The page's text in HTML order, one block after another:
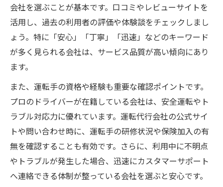
会社を選ぶことが基本です。口コミやレビューサイトを
活用し、過去の利用者の評価や体験談をチェックしまし
ょう。特に「安心」「丁寧」「迅速」などのキーワード
が多く見られる会社は、サービス品質が高い傾向にあり
ます。
また、運転手の資格や経験も重要な確認ポイントです。
プロのドライバーが在籍している会社は、安全運転やト
ラブル対応力に優れています。運転代行会社の公式サイ
トや問い合わせ時に、運転手の研修状況や保険加入の有
無を確認することも有効です。さらに、利用中に不明点
やトラブルが発生した場合、迅速にカスタマーサポート
へ連絡できる体制が整っている会社を選ぶと安心です。